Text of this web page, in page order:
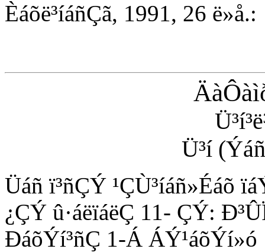
Èáõë³íáñÇã, 1991, 26 ë»å.:
Ü³í
Üáñ ï³ñÇÝ ¹ÇÙ³íáñ»Éáõ
¿ÇÝ û·áëïáëÇ 11- ÇÝ:
ÐáõÝí³ñÇ 1-Á ÁÝ¹áõÝí»ó